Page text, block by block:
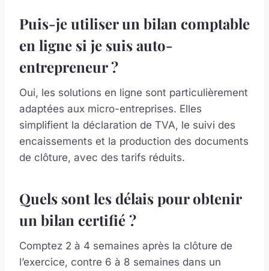
Puis-je utiliser un bilan comptable
en ligne si je suis auto-
entrepreneur ?
Oui, les solutions en ligne sont particulièrement
adaptées aux micro-entreprises. Elles
simplifient la déclaration de TVA, le suivi des
encaissements et la production des documents
de clôture, avec des tarifs réduits.
Quels sont les délais pour obtenir
un bilan certifié ?
Comptez 2 à 4 semaines après la clôture de
l’exercice, contre 6 à 8 semaines dans un